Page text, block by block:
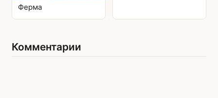
Ферма
Комментарии